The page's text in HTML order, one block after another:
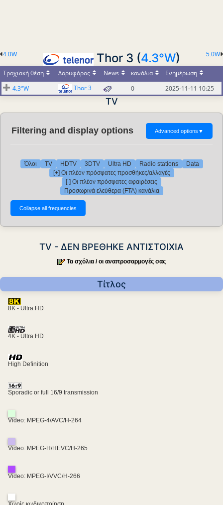
5.0W
4.0W Thor 3 (4.3°W)
Τροχιακή θέση Δορυφόρος News κανάλια
Ενημέρωση
4.3°W
Thor 3 0 2025-11-11 10:25
TV
Filtering and display options Advanced options ▼
Όλοι TV HDTV 3DTV Ultra HD Radio stations
Data
[+] Οι πλέον πρόσφατες προσθήκες/αλλαγές
[-] Οι πλέον πρόσφατες αφαιρέσεις
Προσωρινά ελεύθερα (FTA) κανάλια
TV - ΔΕΝ ΒΡΕΘΗΚΕ ΑΝΤΙΣΤΟΙΧΙΑ
Τα σχόλια / οι αναπροσαρμογές σας
Τίτλος
8K - Ultra HD
4K - Ultra HD
High Definition
Sporadic or full 16/9 transmission
Video: MPEG-4/AVC/H-264
Video: MPEG-H/HEVC/H-265
Video: MPEG-I/VVC/H-266